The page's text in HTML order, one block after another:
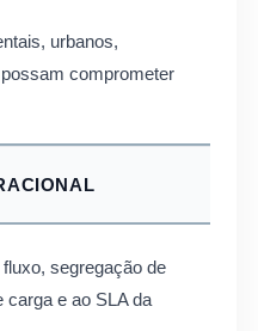
urbanos,
comprometer
segregação de
carga e ao SLA da